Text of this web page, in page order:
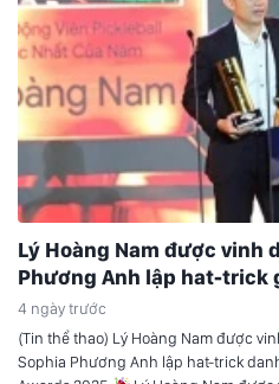
Lý Hoàng Nam được vinh
Phương Anh lập hat-trick
4 ngày trước
(Tin thể thao) Lý Hoàng Nam được
Sophia Phương Anh lập hat-trick